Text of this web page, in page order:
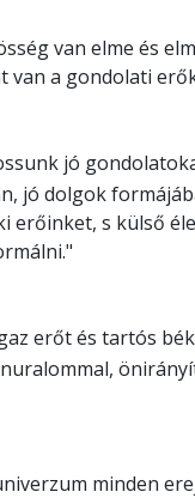
van elme és
van a gondolati
jó
jó dolgok
erőinket, s külső
erőt és tartós
minden